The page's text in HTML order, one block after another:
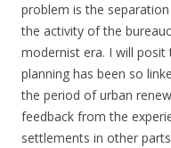
problem is the
the activity of the
modernist era. I will
planning has been so
the period of urban
feedback from the
settlements in other